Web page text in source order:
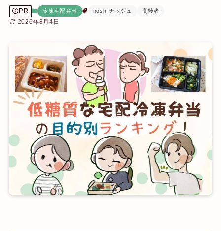
PR 冷凍宅配弁当 nosh-ナッシュ 高齢者
2026年8月4日